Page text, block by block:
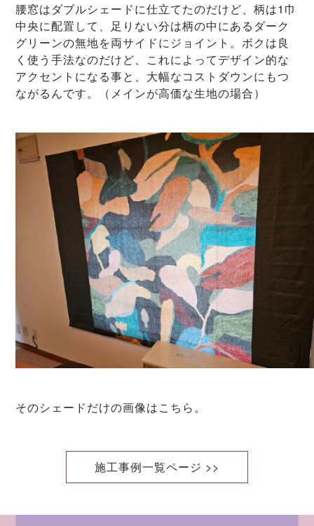
腰窓はダブルシェードに仕立てたのだけど、柄は1巾
中央に配置して、足りない分は柄の中にあるダーク
グリーンの無地を両サイドにジョイント。ボクは良
く使う手法なのだけど、これによってデザイン的な
アクセントになる事と、大幅なコストダウンにもつ
ながるんです。（メインが高価な生地の場合）
そのシェードだけの画像はこちら。
施工事例一覧ページ >>